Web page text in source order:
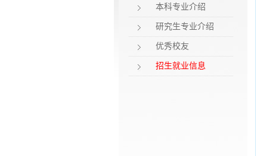
本科专业介绍
研究生专业介绍
优秀校友
招生就业信息